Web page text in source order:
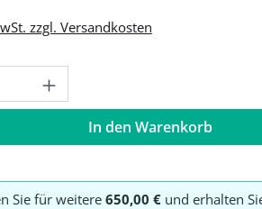
zzgl. Versandkosten
Anzahl: Gib den
In den Warenkorb
Sie für weitere 650,00 €und erhalten